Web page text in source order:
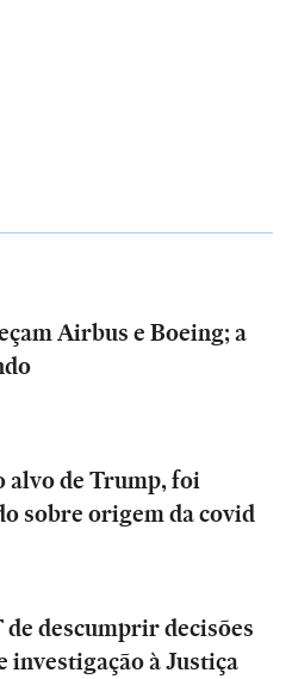
Airbus e Boeing; a
alvo de Trump, foi
sobre origem da covid
descumprir decisões
investigação à Justiça